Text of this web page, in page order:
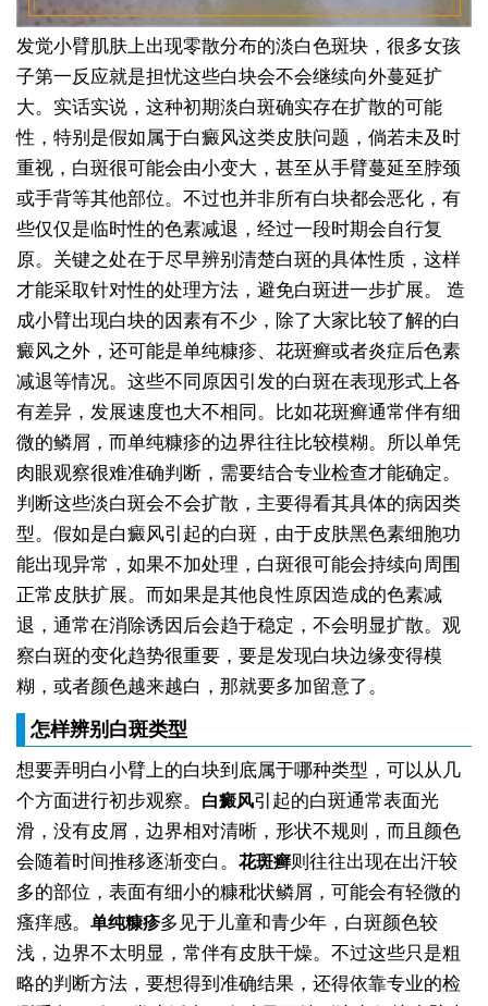
发觉小臂肌肤上出现零散分布的淡白色斑块，很多女孩
子第一反应就是担忧这些白块会不会继续向外蔓延扩
大。实话实说，这种初期淡白斑确实存在扩散的可能
性，特别是假如属于白癜风这类皮肤问题，倘若未及时
重视，白斑很可能会由小变大，甚至从手臂蔓延至脖颈
或手背等其他部位。不过也并非所有白块都会恶化，有
些仅仅是临时性的色素减退，经过一段时期会自行复
原。关键之处在于尽早辨别清楚白斑的具体性质，这样
才能采取针对性的处理方法，避免白斑进一步扩展。
造
成小臂出现白块的因素有不少，除了大家比较了解的白
癜风之外，还可能是单纯糠疹、花斑癣或者炎症后色素
减退等情况。这些不同原因引发的白斑在表现形式上各
有差异，发展速度也大不相同。比如花斑癣通常伴有细
微的鳞屑，而单纯糠疹的边界往往比较模糊。所以单凭
肉眼观察很难准确判断，需要结合专业检查才能确定。
判断这些淡白斑会不会扩散，主要得看其具体的病因类
型。假如是白癜风引起的白斑，由于皮肤黑色素细胞功
能出现异常，如果不加处理，白斑很可能会持续向周围
正常皮肤扩展。而如果是其他良性原因造成的色素减
退，通常在消除诱因后会趋于稳定，不会明显扩散。观
察白斑的变化趋势很重要，要是发现白块边缘变得模
糊，或者颜色越来越白，那就要多加留意了。
怎样辨别白斑类型
想要弄明白小臂上的白块到底属于哪种类型，可以从几
个方面进行初步观察。
白癜风引起的白斑通常表面光
滑，没有皮屑，边界相对清晰，形状不规则，而且颜色
会随着时间推移逐渐变白。 花斑癣则往往出现在出汗较
多的部位，表面有细小的糠秕状鳞屑，可能会有轻微的
瘙痒感。 单纯糠疹多见于儿童和青少年，白斑颜色较
浅，边界不太明显，常伴有皮肤干燥。不过这些只是粗
略的判断方法，要想得到准确结果，还得依靠专业的检